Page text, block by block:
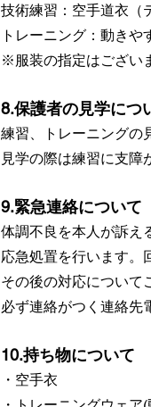
技術練習：空手道衣（
トレーニング：動きや
※服装の指定はござい
8.保護者の見学につ
練習、トレーニングの
見学の際は練習に支障
9.緊急連絡について
体調不良を本人が訴え
応急処置を行います。
その後の対応について
必ず連絡がつく連絡先
10.持ち物について
・空手衣